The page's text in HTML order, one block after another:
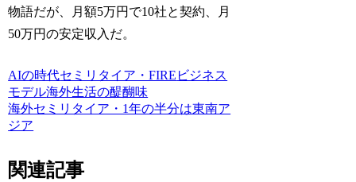
物語だが、月額5万円で10社と契約、月
50万円の安定収入だ。
AIの時代セミリタイア・FIRE ビジネス
モデル海外生活の醍醐味
海外セミリタイア・1年の半分は東南ア
ジア
関連記事